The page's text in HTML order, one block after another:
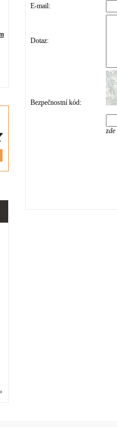
E-mail:
Dotaz:
Bezpečnostní kód: